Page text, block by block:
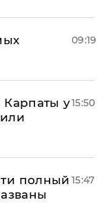
09:19
Карпаты у15:50
полный 15:47